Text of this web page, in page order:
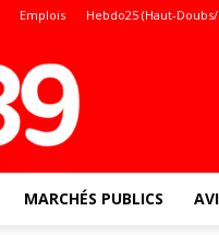
Emplois Hebdo25 (Haut-
MARCHÉS PUBLICS